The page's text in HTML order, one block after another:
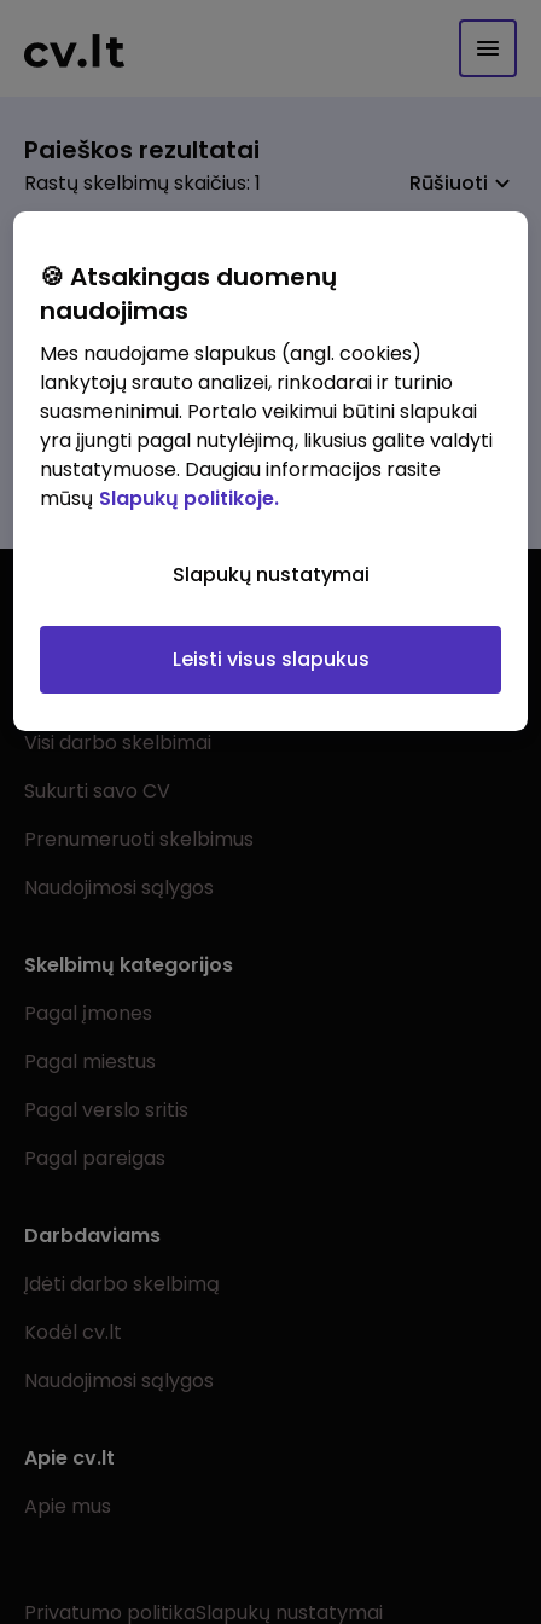
Paieškos rezultatai
Rastų skelbimų skaičius: 1 Rūšiuoti
prieš 2 sav.
Kasininkas (-ė) - pardavėjas (-a), Livonijos
g. 3, Joniškis
IKI Joniškis
1230 - 1325 €/mėn. Prieš mokesčius
Ieškantiems darbo
Visi darbo skelbimai
Sukurti savo CV
Prenumeruoti skelbimus
Naudojimosi sąlygos
Skelbimų kategorijos
Pagal įmones
Pagal miestus
Pagal verslo sritis
Pagal pareigas
Darbdaviams
Įdėti darbo skelbimą
Kodėl cv.lt
Naudojimosi sąlygos
Apie cv.lt
Apie mus
Privatumo politikaSlapukų nustatymai
🍪 Atsakingas duomenų
naudojimas
Mes naudojame slapukus (angl. cookies)
lankytojų srauto analizei, rinkodarai ir turinio
suasmeninimui. Portalo veikimui būtini slapukai
yra įjungti pagal nutylėjimą, likusius galite valdyti
nustatymuose. Daugiau informacijos rasite
mūsų Slapukų politikoje.
Slapukų nustatymai
Leisti visus slapukus